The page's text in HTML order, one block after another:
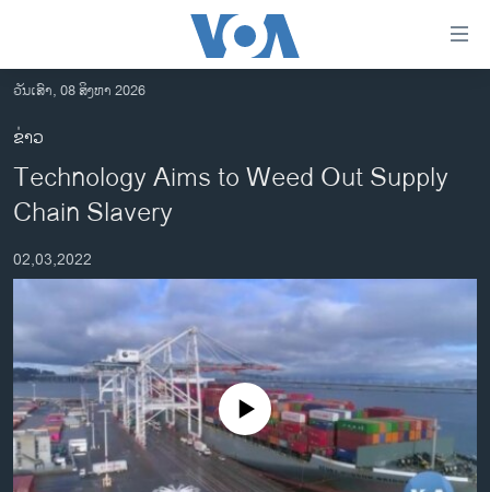
ເຂົ້າ
ຫາ
ຂ້າມ
ຂ້າມ
ຂ້າມ
ຫາ
ຊອກ
ອາເມຣິກາ
ການເລືອກຕັ້ງ ປະທານາທີບໍດີ ສະຫະລັດ 2024
ຂ່າວ​ຈີນ
ເອເຊຍ
ອິດສະຫຼະພາບດ້ານການຂ່າວ
ຊີວິດຊາວລາວ
ຊຸມຊົນຊາວລາວ
ວັນເສົາ, 08 ສິງຫາ 2026
ຂ່າວ
Technology Aims to Weed Out Supply
Chain Slavery
02,03,2022
No media source currently available